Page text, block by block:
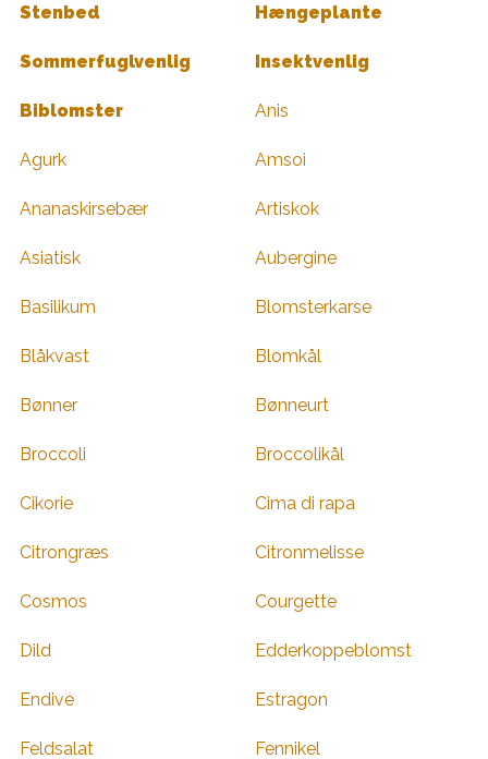
Stenbed Hængeplante
Sommerfuglvenlig Insektvenlig
Biblomster Anis
Agurk Amsoi
Ananaskirsebær Artiskok
Asiatisk Aubergine
Basilikum Blomsterkarse
Blåkvast Blomkål
Bønner Bønneurt
Broccoli Broccolikål
Cikorie Cima di rapa
Citrongræs Citronmelisse
Cosmos Courgette
Dild Edderkoppeblomst
Endive Estragon
Feldsalat Fennikel